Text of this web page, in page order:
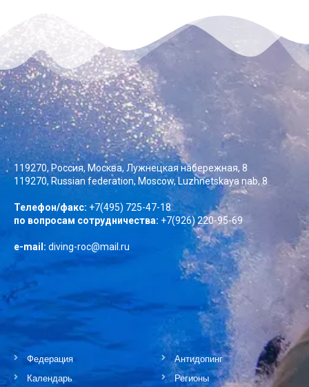
119270, Россия, Москва, Лужнецкая набережная, 8
119270, Russian federation, Moscow, Luzhnetskaya nab, 8
Телефон/факс: +7(495) 725-47-18
по вопросам сотрудничества: +7(926) 220-95-69
e-mail: diving-roc@mail.ru
Федерация
Календарь
Антидопинг
Регионы